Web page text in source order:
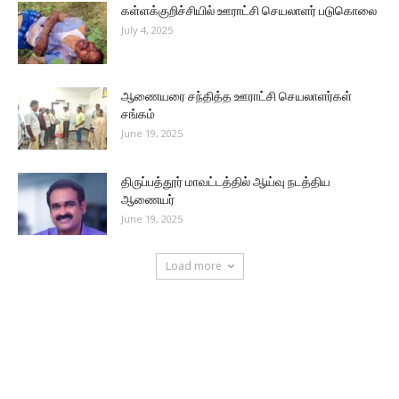
கள்ளக்குறிச்சியில் ஊராட்சி செயலாளர் படுகொலை
July 4, 2025
ஆணையரை சந்தித்த ஊராட்சி செயலாளர்கள்
சங்கம்
June 19, 2025
திருப்பத்தூர் மாவட்டத்தில் ஆய்வு நடத்திய
ஆணையர்
June 19, 2025
Load more